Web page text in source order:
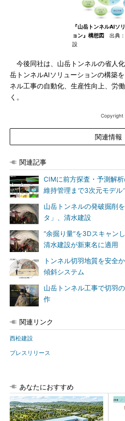
『山岳トンネルAIソ
ョン』構想図
出典
設
今後同社は、山岳トンネルの省人
岳トンネルAIソリューションの構築
ネル工事の自動化、生産性向上、労
く。
Copyright
関連情報
関連記事
CIMに前方探査・予測解
維持管理まで3次元モデル
山岳トンネルの発破掘削
タ」、清水建設
“余掘り量”を3Dスキャン
清水建設が新東名に適用
トンネル切羽地質を安全
傾斜システム
山岳トンネル工事で切羽
作
関連リンク
西松建設
プレスリリース
あなたにおすすめ